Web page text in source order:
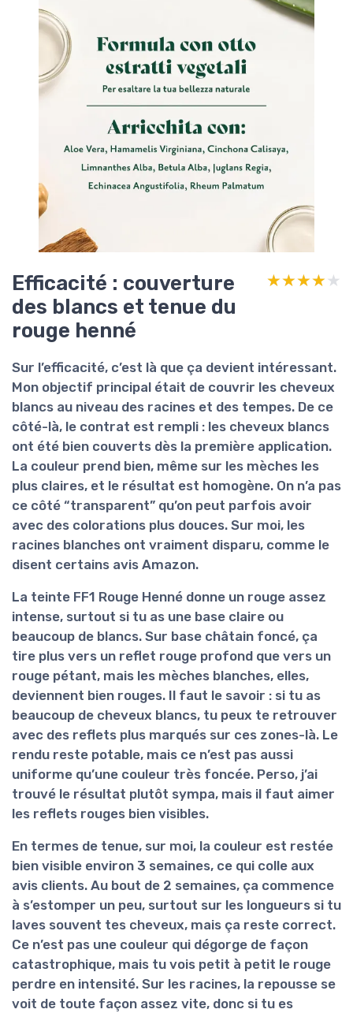
Efficacité : couverture
des blancs et tenue du
rouge henné
★★★★★
★★★★★
Sur l’efficacité, c’est là que ça devient intéressant.
Mon objectif principal était de couvrir les cheveux
blancs au niveau des racines et des tempes. De ce
côté-là, le contrat est rempli : les cheveux blancs
ont été bien couverts dès la première application.
La couleur prend bien, même sur les mèches les
plus claires, et le résultat est homogène. On n’a pas
ce côté “transparent” qu’on peut parfois avoir
avec des colorations plus douces. Sur moi, les
racines blanches ont vraiment disparu, comme le
disent certains avis Amazon.
La teinte FF1 Rouge Henné donne un rouge assez
intense, surtout si tu as une base claire ou
beaucoup de blancs. Sur base châtain foncé, ça
tire plus vers un reflet rouge profond que vers un
rouge pétant, mais les mèches blanches, elles,
deviennent bien rouges. Il faut le savoir : si tu as
beaucoup de cheveux blancs, tu peux te retrouver
avec des reflets plus marqués sur ces zones-là. Le
rendu reste potable, mais ce n’est pas aussi
uniforme qu’une couleur très foncée. Perso, j’ai
trouvé le résultat plutôt sympa, mais il faut aimer
les reflets rouges bien visibles.
En termes de tenue, sur moi, la couleur est restée
bien visible environ 3 semaines, ce qui colle aux
avis clients. Au bout de 2 semaines, ça commence
à s’estomper un peu, surtout sur les longueurs si tu
laves souvent tes cheveux, mais ça reste correct.
Ce n’est pas une couleur qui dégorge de façon
catastrophique, mais tu vois petit à petit le rouge
perdre en intensité. Sur les racines, la repousse se
voit de toute façon assez vite, donc si tu es